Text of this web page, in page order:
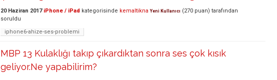
20 Haziran 2017 iPhone / iPad kategorisinde kemaltikna Yeni Kullanıcı (270 puan) tarafından
soruldu
iphone6-ahize-ses-problemi
MBP 13 Kulaklığı takıp çıkardıktan sonra ses çok kısık
geliyor.Ne yapabilirim?